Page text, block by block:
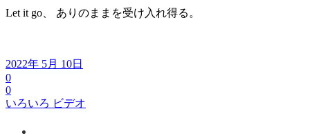
Let it go、 ありのままを受け入れ得る。
2022年 5月 10日
0
0
いろいろ ビデオ